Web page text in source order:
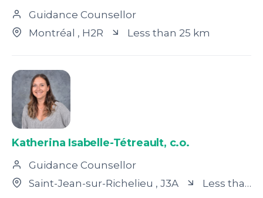
Guidance Counsellor
Montréal , H2R Less than 25 km
Katherina Isabelle-Tétreault, c.o.
Guidance Counsellor
Saint-Jean-sur-Richelieu , J3A
Less than 25 km